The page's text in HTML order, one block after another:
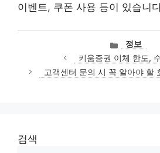
이벤트, 쿠폰 사용 등이 있습니
카
테
고
리
정보
키움증권 이체 한도,
고객센터 문의 시 꼭 알아야 할
검색